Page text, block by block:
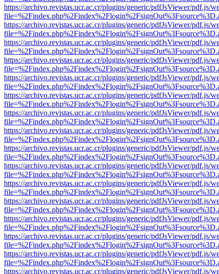
https://archivo.revistas.ucr.ac.cr/plugins/generic/pdfJsViewer/pdf.js/
https://archivo.revistas.ucr.ac.cr/plugins/generic/pdfJsViewer/pdf.js/
https://archivo.revistas.ucr.ac.cr/plugins/generic/pdfJsViewer/pdf.js/
https://archivo.revistas.ucr.ac.cr/plugins/generic/pdfJsViewer/pdf.js/
https://archivo.revistas.ucr.ac.cr/plugins/generic/pdfJsViewer/pdf.js/
https://archivo.revistas.ucr.ac.cr/plugins/generic/pdfJsViewer/pdf.js/
https://archivo.revistas.ucr.ac.cr/plugins/generic/pdfJsViewer/pdf.js/
https://archivo.revistas.ucr.ac.cr/plugins/generic/pdfJsViewer/pdf.js/
https://archivo.revistas.ucr.ac.cr/plugins/generic/pdfJsViewer/pdf.js/
https://archivo.revistas.ucr.ac.cr/plugins/generic/pdfJsViewer/pdf.js/
https://archivo.revistas.ucr.ac.cr/plugins/generic/pdfJsViewer/pdf.js/
https://archivo.revistas.ucr.ac.cr/plugins/generic/pdfJsViewer/pdf.js/
https://archivo.revistas.ucr.ac.cr/plugins/generic/pdfJsViewer/pdf.js/
https://archivo.revistas.ucr.ac.cr/plugins/generic/pdfJsViewer/pdf.js/
https://archivo.revistas.ucr.ac.cr/plugins/generic/pdfJsViewer/pdf.js/
https://archivo.revistas.ucr.ac.cr/plugins/generic/pdfJsViewer/pdf.js/